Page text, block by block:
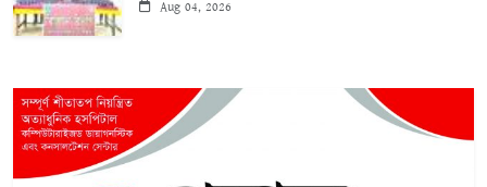
Aug 04, 2026